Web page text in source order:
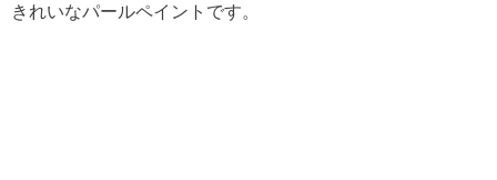
きれいなパールペイントです。